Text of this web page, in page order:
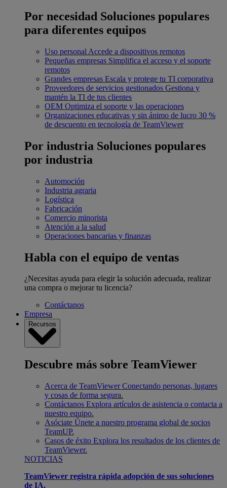
Por necesidad Soluciones populares
para diferentes equipos
Uso personal Accede a dispositivos remotos
Pequeñas empresas Simplifica el acceso y el soporte
remotos
Grandes empresas Escala y protege tu TI corporativa
Proveedores de servicios gestionados Gestiona y
mantén la TI de tus clientes
OEM Optimiza el soporte y las operaciones
Organizaciones educativas y sin ánimo de lucro 30 %
de descuento en tecnología de TeamViewer
Por industria Soluciones populares
por industria
Automoción
Industria agraria
Logística
Fabricación
Comercio minorista
Atención a la salud
Operaciones bancarias y finanzas
Habla con el equipo de ventas
¿Necesitas ayuda para elegir la solución adecuada, realizar
una compra o mejorar tu licencia?
Contáctanos
Empresa
Recursos
Descubre más sobre TeamViewer
Acerca de TeamViewer Conectando personas, lugares
y cosas de forma segura.
Contáctanos Explora artículos de asistencia o contacta a
nuestro equipo.
Asóciate Únete a nuestro programa global de socios
TeamUP.
Casos de éxito Explora los resultados de los clientes de
TeamViewer.
NOTICIAS
TeamViewer registra rápida adopción de sus soluciones
de IA.